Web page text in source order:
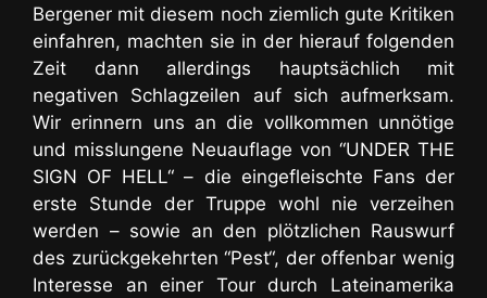
Bergener mit diesem noch ziemlich gute Kritiken
einfahren, machten sie in der hierauf folgenden
Zeit dann allerdings hauptsächlich mit
negativen Schlagzeilen auf sich aufmerksam.
Wir erinnern uns an die vollkommen unnötige
und misslungene Neuauflage von “UNDER THE
SIGN OF HELL“ – die eingefleischte Fans der
erste Stunde der Truppe wohl nie verzeihen
werden – sowie an den plötzlichen Rauswurf
des zurückgekehrten “Pest“, der offenbar wenig
Interesse an einer Tour durch Lateinamerika